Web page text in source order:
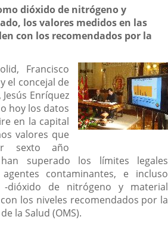
dióxido de nitrógeno y
los valores medidos en las
con los recomendados por la
Francisco
el concejal de
Enríquez
hoy los datos
en la capital
valores que
sexto año
superado los límites legales
contaminantes, e incluso
-dióxido de nitrógeno y material
los niveles recomendados por la
la Salud (OMS).